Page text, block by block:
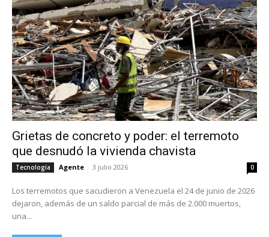
Grietas de concreto y poder: el terremoto
que desnudó la vivienda chavista
Tecnología Agente - 3 julio 2026 0
Los terremotos que sacudieron a Venezuela el 24 de junio de 2026
dejaron, además de un saldo parcial de más de 2.000 muertos,
una...